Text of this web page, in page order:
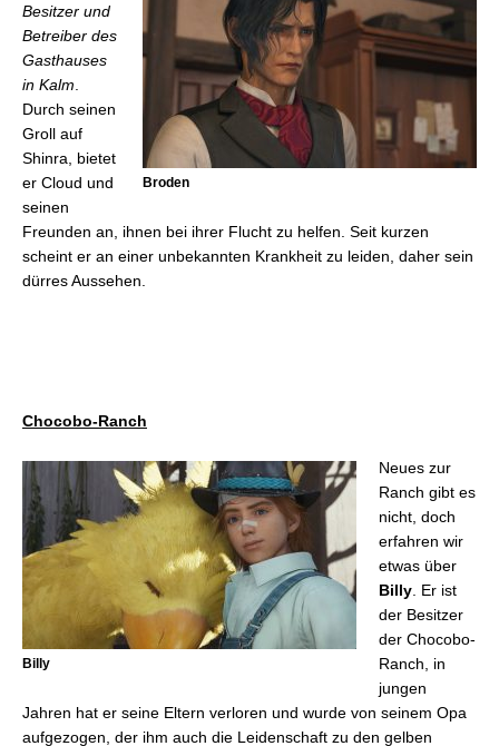
Broden
Besitzer und
Betreiber des
Gasthauses
in Kalm
Durch seinen
Groll auf
Shinra, bietet
er Cloud und
seinen
Freunden an, ihnen bei ihrer Flucht zu helfen. Seit kurzen
scheint er an einer unbekannten Krankheit zu leiden, daher sein
dürres Aussehen.
Chocobo-Ranch
Billy
Neues zur
Ranch gibt es
nicht, doch
erfahren wir
etwas über
Billy . Er ist
der Besitzer
der Chocobo-
Ranch, in
jungen
Jahren hat er seine Eltern verloren und wurde von seinem Opa
aufgezogen, der ihm auch die Leidenschaft zu den gelben